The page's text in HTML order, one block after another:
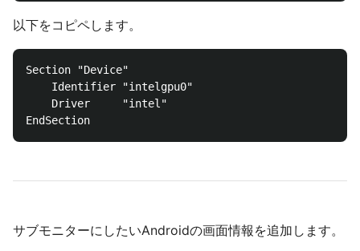
以下をコピペします。
Section "Device"
サブモニターにしたいAndroidの画面情報を追加します。